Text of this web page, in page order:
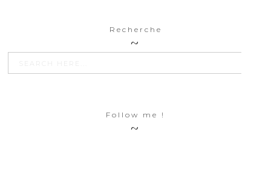
Recherche
Search SEARCH
Follow me !